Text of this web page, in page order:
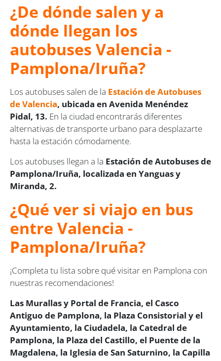
¿De dónde salen y a
dónde llegan los
autobuses Valencia -
Pamplona/Iruña?
Los autobuses salen de la Estación de Autobuses
de Valencia, ubicada en Avenida Menéndez
Pidal, 13. En la ciudad encontrarás diferentes
alternativas de transporte urbano para desplazarte
hasta la estación cómodamente.
Los autobuses llegan a la Estación de Autobuses de
Pamplona/Iruña, localizada en Yanguas y
Miranda, 2.
¿Qué ver si viajo en bus
entre Valencia -
Pamplona/Iruña?
¡Completa tu lista sobre qué visitar en Pamplona con
nuestras recomendaciones!
Las Murallas y Portal de Francia, el Casco
Antiguo de Pamplona, la Plaza Consistorial y el
Ayuntamiento, la Ciudadela, la Catedral de
Pamplona, la Plaza del Castillo, el Puente de la
Magdalena, la Iglesia de San Saturnino, la Capilla